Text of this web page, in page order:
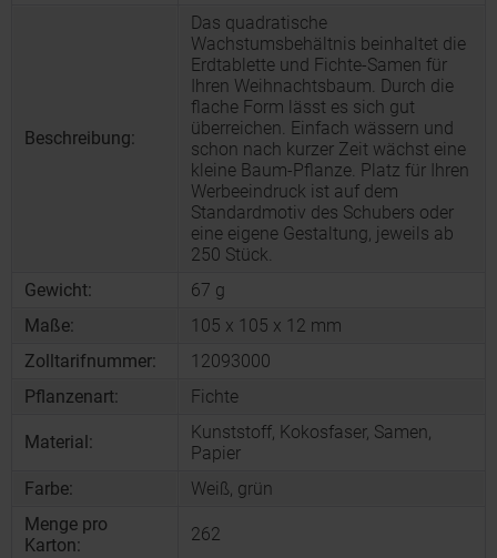
Beschreibung:
Das quadratische
Wachstumsbehältnis beinhaltet die
Erdtablette und Fichte-Samen für
Ihren Weihnachtsbaum. Durch die
flache Form lässt es sich gut
überreichen. Einfach wässern und
schon nach kurzer Zeit wächst eine
kleine Baum-Pflanze. Platz für Ihren
Werbeeindruck ist auf dem
Standardmotiv des Schubers oder
eine eigene Gestaltung, jeweils ab
250 Stück.
Gewicht:
67 g
Maße:
105 x 105 x 12 mm
Zolltarifnummer:
12093000
Pflanzenart:
Fichte
Material:
Kunststoff, Kokosfaser, Samen,
Papier
Farbe:
Weiß, grün
Menge pro
Karton:
262